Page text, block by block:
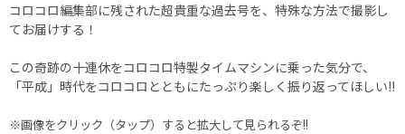
コロコロ編集部に残された超貴重な過去号を、特殊な方法で撮影し
てお届けする！
この奇跡の十連休をコロコロ特製タイムマシンに乗った気分で、
「平成」時代をコロコロとともにたっぷり楽しく振り返ってほしい!!
※画像をクリック（タップ）すると拡大して見られるぞ!!